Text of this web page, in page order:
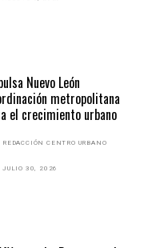
Nuevo León
metropolitana
el crecimiento urbano
REDACCIÓN CENTRO URBANO
JULIO 30, 2026